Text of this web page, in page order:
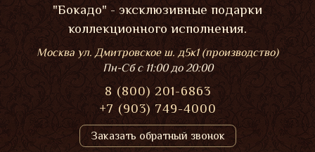
"Бокадо" - эксклюзивные подарки
коллекционного исполнения.
Москва ул. Дмитровское ш. д5к1 (производство)
Пн-Сбс 11:00 до 20:00
8 (800) 201-6863
+7 (903) 749-4000
Заказать обратный звонок